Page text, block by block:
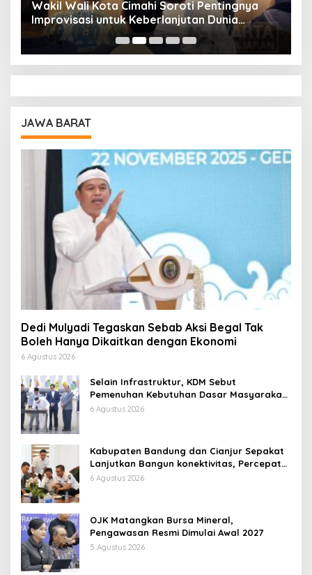
Wakil Wali Kota Cimahi Soroti Pentingnya
Improvisasi untuk Keberlanjutan Dunia
Pendidikan
JAWA BARAT
Dedi Mulyadi Tegaskan Sebab Aksi Begal Tak
Boleh Hanya Dikaitkan dengan Ekonomi
6 Agustus 2026
Selain Infrastruktur, KDM Sebut
Pemenuhan Kebutuhan Dasar Masyarakat
Jadi Fokus APBD Jabar 2027
6 Agustus 2026
Kabupaten Bandung dan Cianjur Sepakat
Lanjutkan Bangun konektivitas, Percepat
Pertumbuhan Ekonomi Daerah
6 Agustus 2026
OJK Matangkan Bursa Mineral,
Pengawasan Resmi Dimulai Awal 2027
5 Agustus 2026